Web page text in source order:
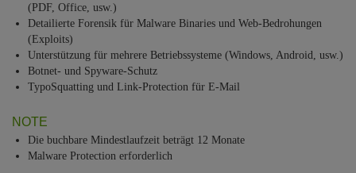
(PDF, Office, usw.)
Detailierte Forensik für Malware Binaries und Web-Bedrohungen
(Exploits)
Unterstützung für mehrere Betriebssysteme (Windows, Android, usw.)
Botnet- und Spyware-Schutz
TypoSquatting und Link-Protection für E-Mail
NOTE
Die buchbare Mindestlaufzeit beträgt 12 Monate
Malware Protection erforderlich